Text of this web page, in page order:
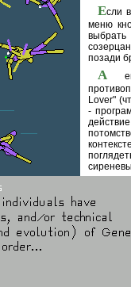
Если
меню
позади
А
Lover"
-